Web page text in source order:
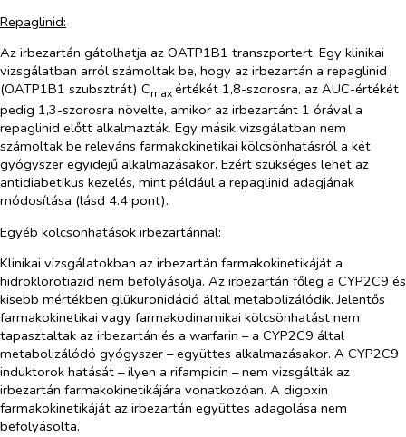
Repaglinid:
Az irbezartán gátolhatja az OATP1B1 transzportert. Egy klinikai
vizsgálatban arról számoltak be, hogy az irbezartán a repaglinid
(OATP1B1 szubsztrát) Cmaxértékét 1,8-szorosra, az AUC-értékét
pedig 1,3-szorosra növelte, amikor az irbezartánt 1 órával a
repaglinid előtt alkalmazták. Egy másik vizsgálatban nem
számoltak be releváns farmakokinetikai kölcsönhatásról a két
gyógyszer egyidejű alkalmazásakor. Ezért szükséges lehet az
antidiabetikus kezelés, mint például a repaglinid adagjának
módosítása (lásd 4.4 pont).
Egyéb kölcsönhatások irbezartánnal:
Klinikai vizsgálatokban az irbezartán farmakokinetikáját a
hidroklorotiazid nem befolyásolja. Az irbezartán főleg a CYP2C9 és
kisebb mértékben glükuronidáció által metabolizálódik. Jelentős
farmakokinetikai vagy farmakodinamikai kölcsönhatást nem
tapasztaltak az irbezartán és a warfarin – a CYP2C9 által
metabolizálódó gyógyszer – együttes alkalmazásakor. A CYP2C9
induktorok hatását – ilyen a rifampicin – nem vizsgálták az
irbezartán farmakokinetikájára vonatkozóan. A digoxin
farmakokinetikáját az irbezartán együttes adagolása nem
befolyásolta.